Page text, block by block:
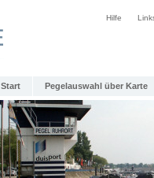
Hilfe
Start Pegelauswahl über Karte